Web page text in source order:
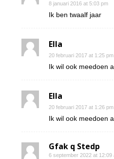
8 januari 2016 at 5:03 pm
Ik ben twaalf jaar
Ella
20 februari 2017 at 1:25 pm
Ik wil ook meedoen
Ella
20 februari 2017 at 1:26 pm
Ik wil ook meedoen
Gfak q Stedp
6 september 2022 at 12:09